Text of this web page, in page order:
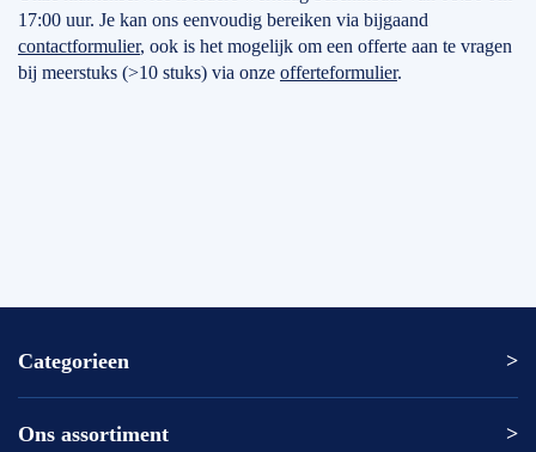
17:00 uur. Je kan ons eenvoudig bereiken via bijgaand
contactformulier, ook is het mogelijk om een offerte aan te vragen
bij meerstuks (>10 stuks) via onze offerteformulier.
Categorieen
Altrex ladder
Ons assortiment